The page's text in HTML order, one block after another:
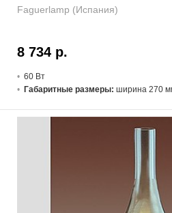
Faguerlamp (Испания)
8 734 р.
60 Вт
Габаритные размеры: ширина 270